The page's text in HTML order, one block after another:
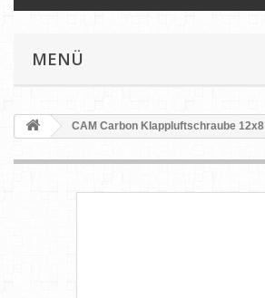
MENÜ
CAM Carbon Klappluftschraube 12x8